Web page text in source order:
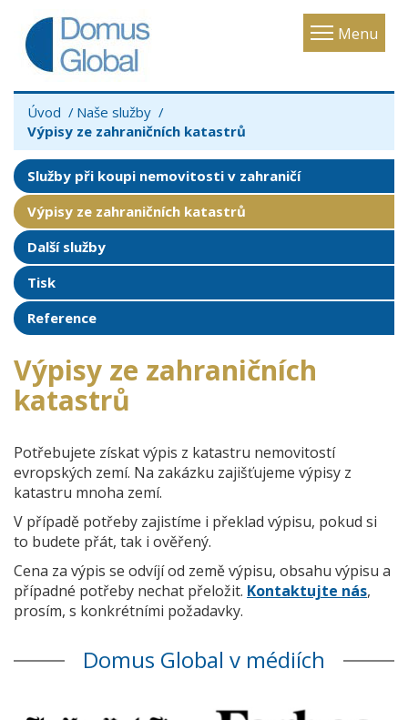
Menu
Toggle
Úvod
Naše služby
Výpisy ze zahraničních katastrů
Služby při koupi nemovitosti v zahraničí
Výpisy ze zahraničních katastrů
Další služby
Tisk
Reference
Výpisy ze zahraničních
katastrů
Potřebujete získat výpis z katastru nemovitostí
evropských zemí. Na zakázku zajišťujeme výpisy z
katastru mnoha zemí.
V případě potřeby zajistíme i překlad výpisu, pokud si
to budete přát, tak i ověřený.
Cena za výpis se odvíjí od země výpisu, obsahu výpisu a
případné potřeby nechat přeložit. Kontaktujte nás,
prosím, s konkrétními požadavky.
Domus Global v médiích